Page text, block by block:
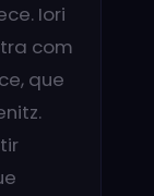
Iori
com
que